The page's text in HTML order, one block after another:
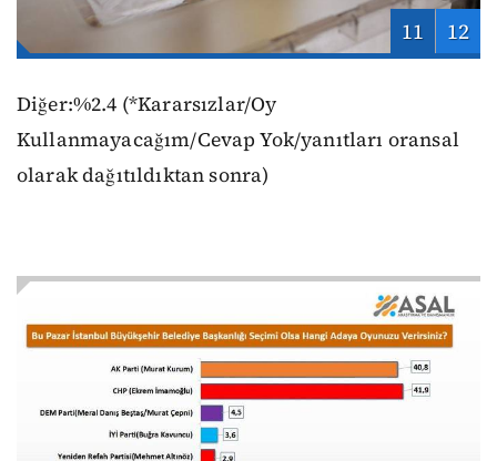
11 12
Diğer:%2.4 (*Kararsızlar/Oy
Kullanmayacağım/Cevap Yok/yanıtları oransal
olarak dağıtıldıktan sonra)